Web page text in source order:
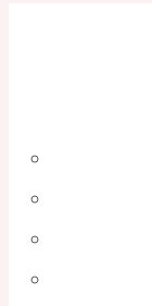
ョ
ン